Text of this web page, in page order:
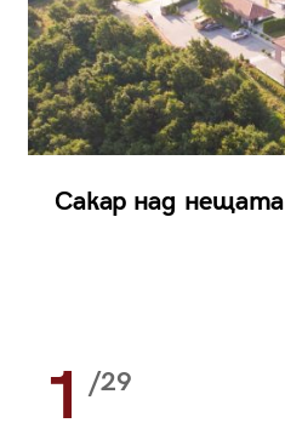
Сакар над нещата
1 /29